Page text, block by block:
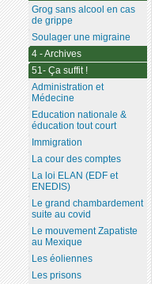
Grog sans alcool en cas
de grippe
Soulager une migraine
4 - Archives
51- Ça suffit !
Administration et
Médecine
Education nationale &
éducation tout court
Immigration
La cour des comptes
La loi ELAN (EDF et
ENEDIS)
Le grand chambardement
suite au covid
Le mouvement Zapatiste
au Mexique
Les éoliennes
Les prisons